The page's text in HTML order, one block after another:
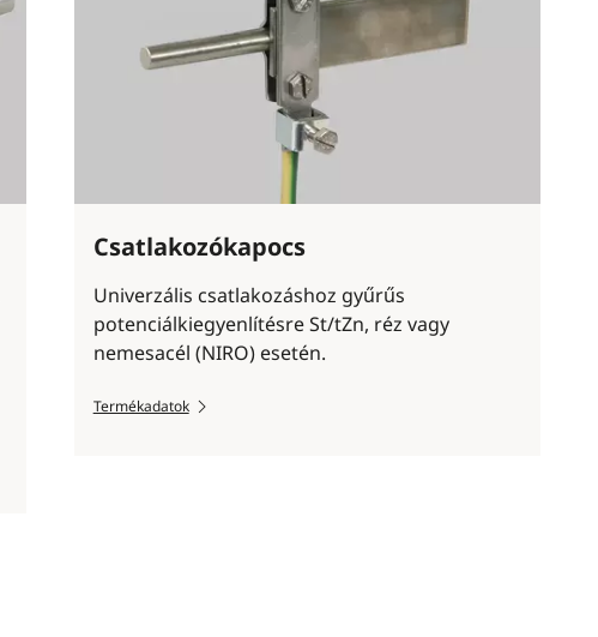
Csatlakozókapocs
Univerzális csatlakozáshoz gyűrűs
potenciálkiegyenlítésre St/tZn, réz vagy
nemesacél (NIRO) esetén.
Termékadatok